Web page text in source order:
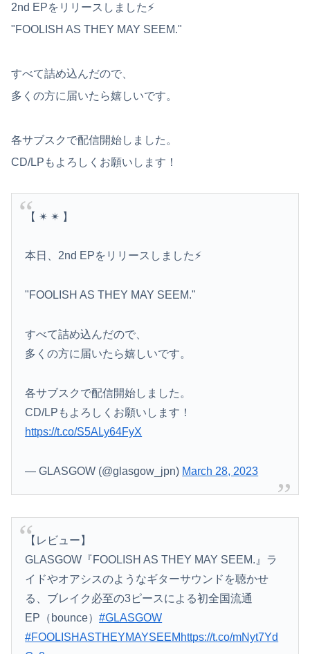
【日向坂46】月刊ジャイアンツ公式、重大告知！
【画像】どのくノ一を快楽責めしたいｗｗｗｗｗ
2nd EPをリリースしました⚡️
"FOOLISH AS THEY MAY SEEM."
すべて詰め込んだので、
多くの方に届いたら嬉しいです。
各サブスクで配信開始しました。
CD/LPもよろしくお願いします！
【 ✴︎ ✴︎ 】
本日、2nd EPをリリースしました⚡️
"FOOLISH AS THEY MAY SEEM."
すべて詰め込んだので、
多くの方に届いたら嬉しいです。
各サブスクで配信開始しました。
CD/LPもよろしくお願いします！
https://t.co/S5ALy64FyX
— GLASGOW (@glasgow_jpn) March 28, 2023
【レビュー】
GLASGOW『FOOLISH AS THEY MAY SEEM.』ラ
イドやオアシスのようなギターサウンドを聴かせ
る、ブレイク必至の3ピースによる初全国流通
EP（bounce）#GLASGOW
#FOOLISHASTHEYMAYSEEM https://t.co/mNyt7Yd